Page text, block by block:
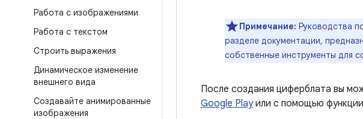
Работа с изображениями
Работа с текстом
Строить выражения
Динамическое изменение
внешнего вида
Создавайте анимированные
изображения
Примечание: Руководства
разделе документации,
собственные инструменты для
После создания циферблата вы
Google Playили с помощью функции